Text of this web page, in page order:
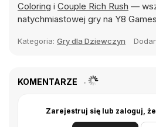
Coloring i Couple Rich Rush —
natychmiastowej gry na Y8
Kategoria: Gry dla Dziewczyn
KOMENTARZE
Zarejestruj się lub zaloguj,